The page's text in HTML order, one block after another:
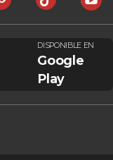
DISPONIBLE EN
Google
Play